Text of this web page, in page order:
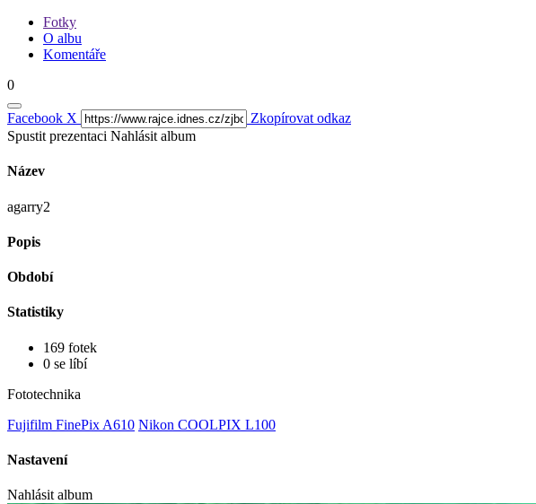
Fotky
O albu
Komentáře
0
Facebook X
Zkopírovat odkaz
Spustit prezentaci Nahlásit album
Název
agarry2
Popis
Období
Statistiky
169 fotek
0 se líbí
Fototechnika
Fujifilm FinePix A610 Nikon COOLPIX L100
Nastavení
Nahlásit album